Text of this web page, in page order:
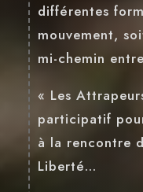
différentes
mouvement,
mi-chemin
« Les
participatif
à la rencontre
Liberté…